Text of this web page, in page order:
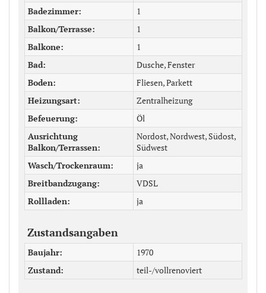
Badezimmer
1
Balkon/Terrasse
1
Balkone
1
Bad
Dusche, Fenster
Boden
Fliesen, Parkett
Heizungsart
Zentralheizung
Befeuerung
Öl
Ausrichtung
Balkon/Terrassen
Nordost, Nordwest, Südost,
Südwest
Wasch/Trockenraum
ja
Breitbandzugang
VDSL
Rollladen
ja
Zustandsangaben
Baujahr
1970
Zustand
teil-/vollrenoviert